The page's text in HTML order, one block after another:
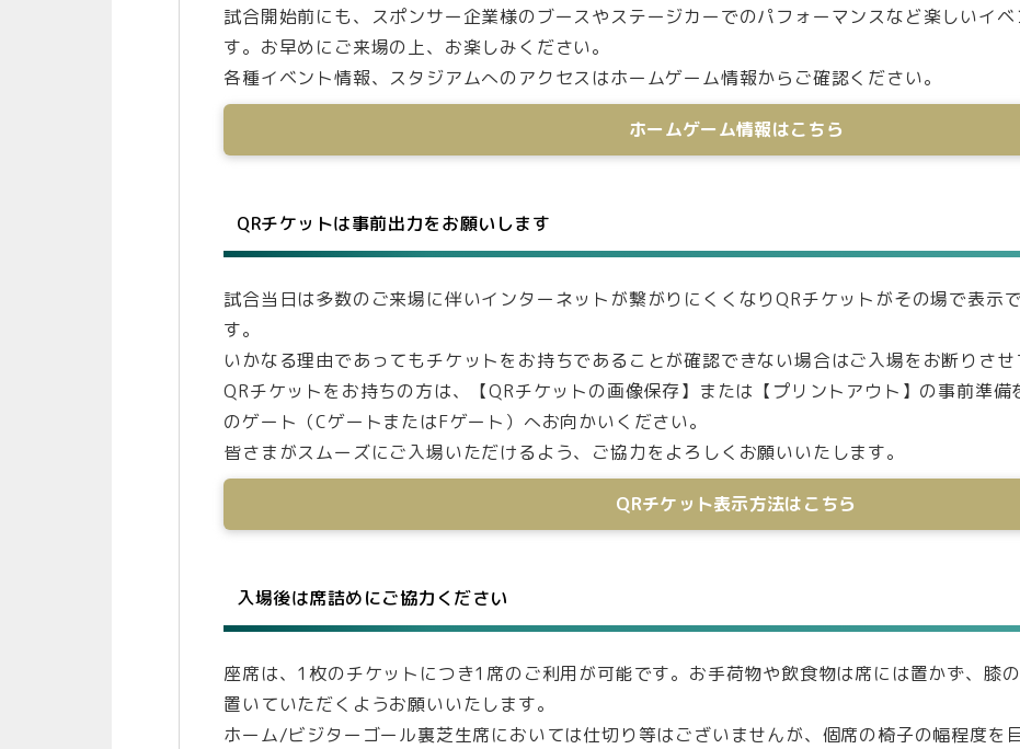
試合開始前にも、スポンサー企業様のブースやステージカーでのパフォーマンスなど楽しいイ
す。お早めにご来場の上、お楽しみください。
各種イベント情報、スタジアムへのアクセスはホームゲーム情報からご確認ください。
ホームゲーム情報はこちら
QRチケットは事前出力をお願いします
試合当日は多数のご来場に伴いインターネットが繋がりにくくなりQRチケットがその場で表示
す。
いかなる理由であってもチケットをお持ちであることが確認できない場合はご入場をお断りさせ
QRチケットをお持ちの方は、【QRチケットの画像保存】または【プリントアウト】の事前準
のゲート（CゲートまたはFゲート）へお向かいください。
皆さまがスムーズにご入場いただけるよう、ご協力をよろしくお願いいたします。
QRチケット表示方法はこちら
入場後は席詰めにご協力ください
座席は、1枚のチケットにつき1席のご利用が可能です。お手荷物や飲食物は席には置かず、膝
置いていただくようお願いいたします。
ホーム/ビジターゴール裏芝生席においては仕切り等はございませんが、個席の椅子の幅程度を